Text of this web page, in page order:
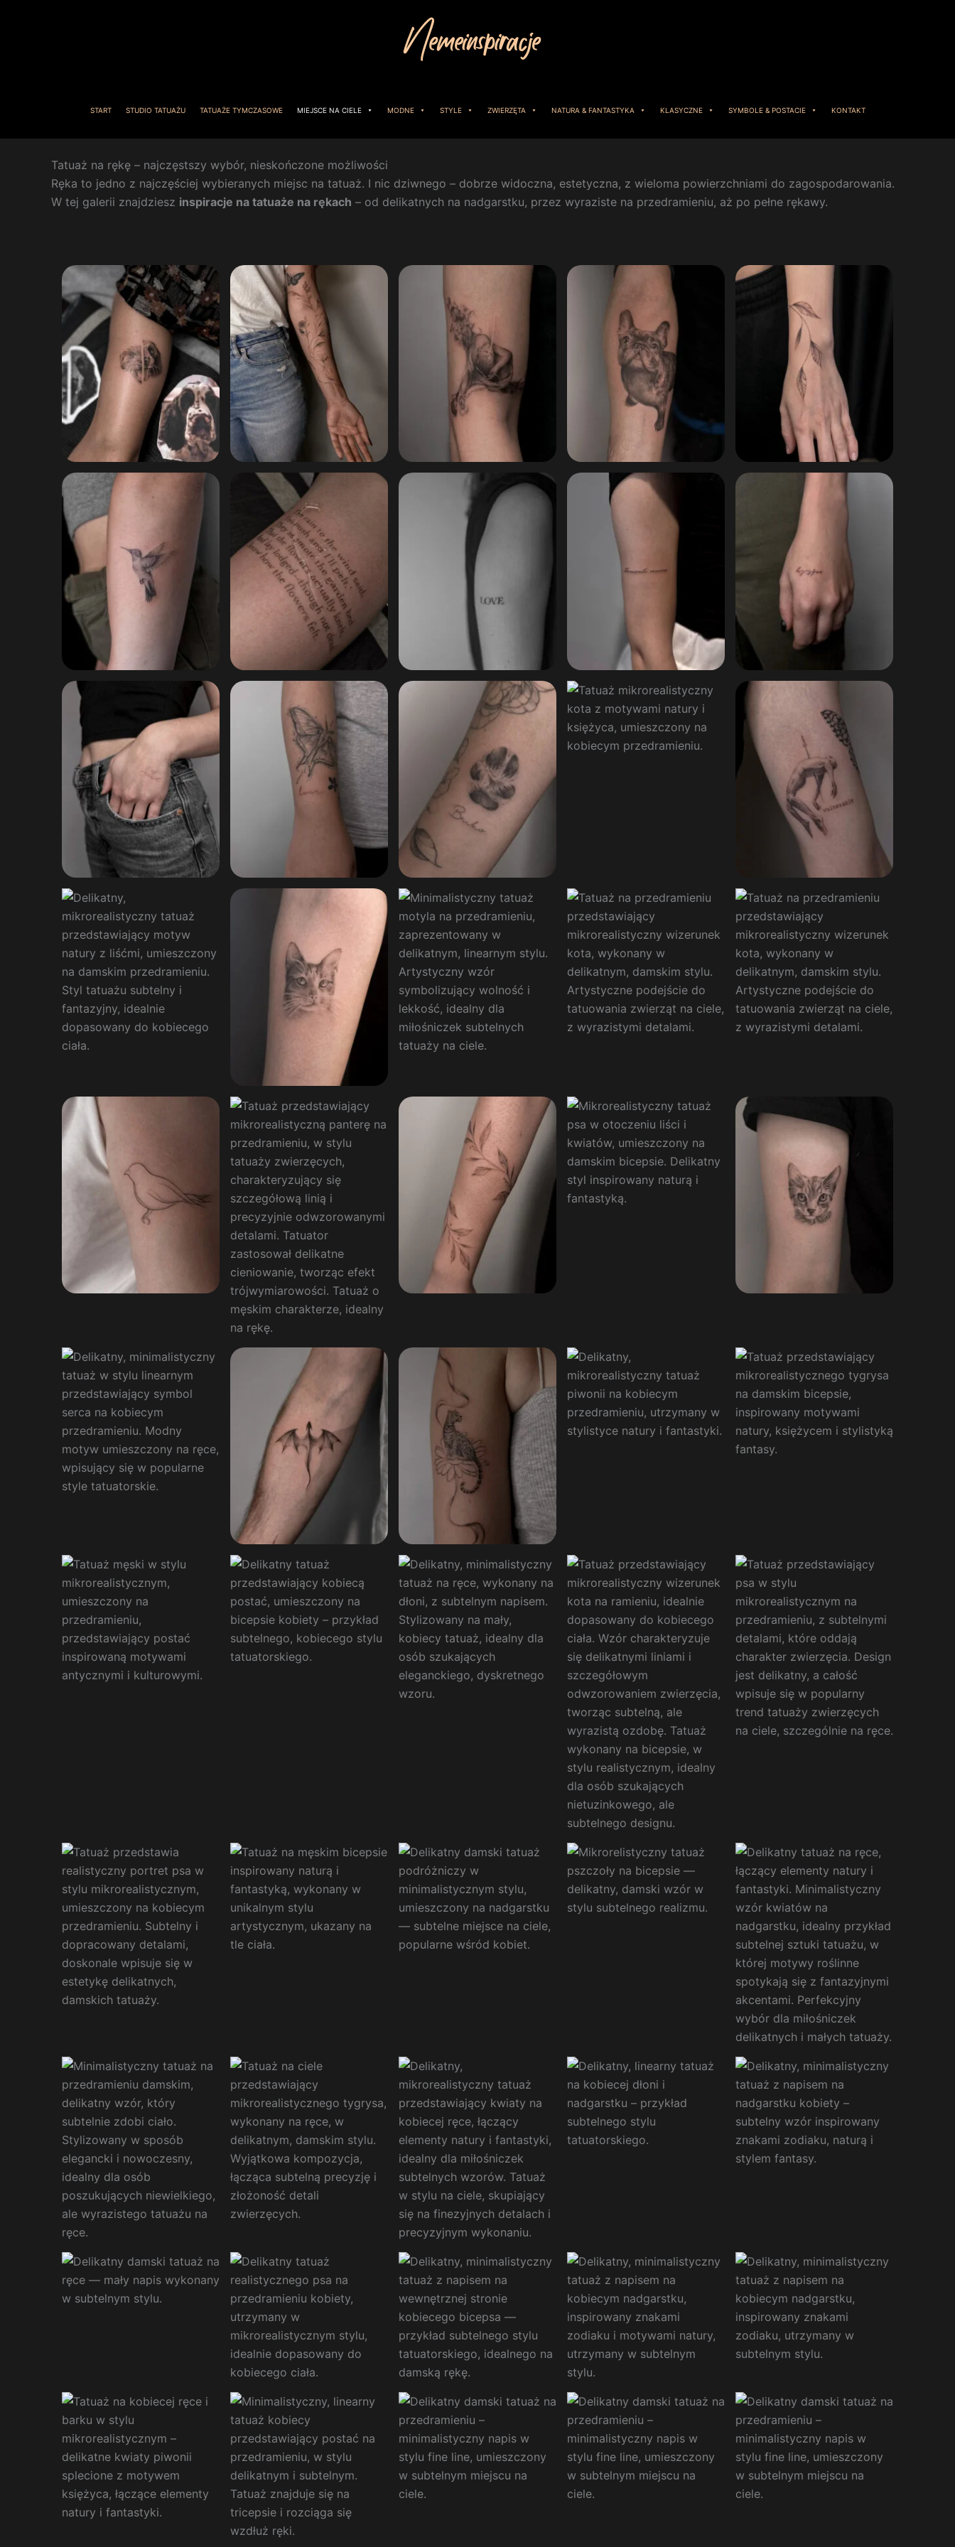
START STUDIO TATUAŻU TATUAŻE TYMCZASOWE MIEJSCE NA CIELE MODNE STYLE ZWIERZĘTA NATURA & FANTASTYKA KLASYCZNE SYMBOLE & POSTACIE KONTAKT
Tatuaż na rękę – najczęstszy wybór, nieskończone możliwości
Ręka to jedno z najczęściej wybieranych miejsc na tatuaż. I nic dziwnego – dobrze widoczna, estetyczna, z wieloma powierzchniami do zagospodarowania.
W tej galerii znajdziesz inspiracje na tatuaże na rękach – od delikatnych na nadgarstku, przez wyraziste na przedramieniu, aż po pełne rękawy.